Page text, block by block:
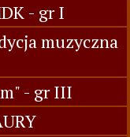
- gr I
muzyczna
- gr III